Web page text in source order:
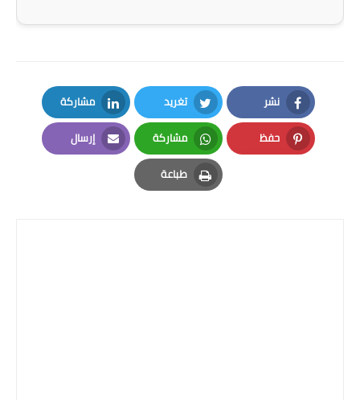
نشر
Facebook
تغريد
Twitter
مشاركة
LinkedIn
حفظ
Pinterest
مشاركة
Whatsapp
إرسال
Email
طباعة
Print